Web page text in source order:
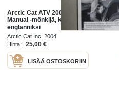
Arctic Cat ATV 2005 Operator´s
Manual -mönkijä, käyttöohjekirja
englanniksi
Arctic Cat Inc. 2004
Hinta:
25,00 €
LISÄÄ OSTOSKORIIN